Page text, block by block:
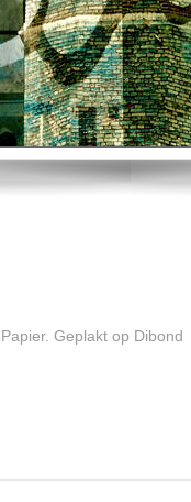
Geplakt op Dibond